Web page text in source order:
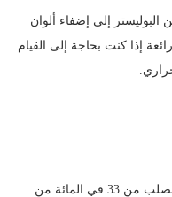
إلى إضفاء ألوان
إذا كنت بحاجة إلى القيام
تتكون أسطح العمل الصلبة ذات السطح الصلب من 33 في المائة من